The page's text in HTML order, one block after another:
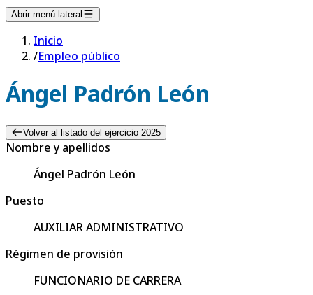
Abrir menú lateral
Inicio
/Empleo público
Ángel Padrón León
Volver al listado del ejercicio 2025
Nombre y apellidos
Ángel Padrón León
Puesto
AUXILIAR ADMINISTRATIVO
Régimen de provisión
FUNCIONARIO DE CARRERA